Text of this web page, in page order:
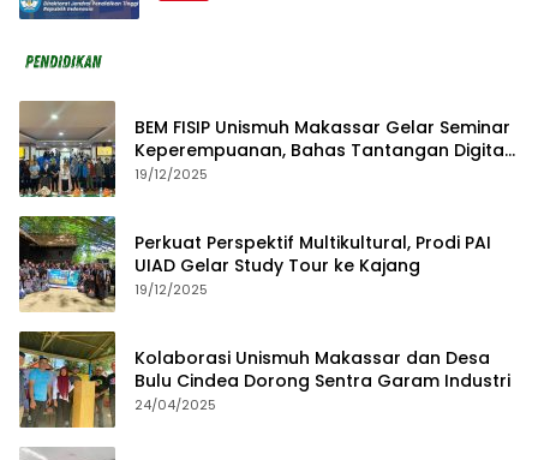
BEM FISIP Unismuh Makassar Gelar Seminar
Keperempuanan, Bahas Tantangan Digital
dan Budaya Lokal
19/12/2025
Perkuat Perspektif Multikultural, Prodi PAI
UIAD Gelar Study Tour ke Kajang
19/12/2025
Kolaborasi Unismuh Makassar dan Desa
Bulu Cindea Dorong Sentra Garam Industri
24/04/2025